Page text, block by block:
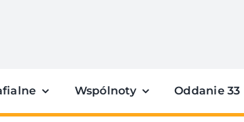
Wspólnoty Oddanie 33